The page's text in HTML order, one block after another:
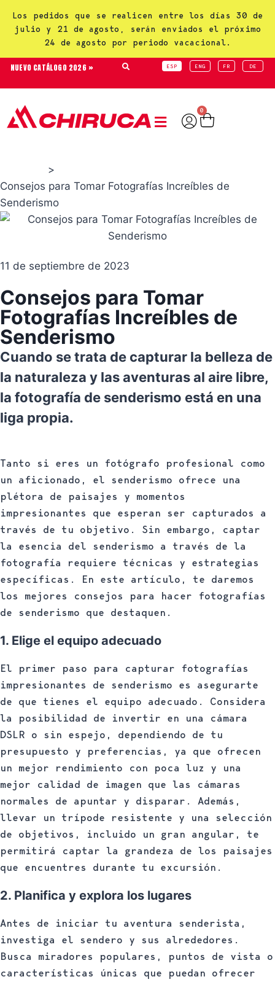
Los pedidos que se realicen entre los días 30 de
julio y 21 de agosto, serán enviados el próximo
24 de agosto por periodo vacacional.
NUEVO CATÁLOGO 2026 » ESP ENG FR DE
0
>
Consejos para Tomar Fotografías Increíbles de
Senderismo
11 de septiembre de 2023
Consejos para Tomar
Fotografías Increíbles de
Senderismo
Cuando se trata de capturar la belleza de
la naturaleza y las aventuras al aire libre,
la fotografía de senderismo está en una
liga propia.
Tanto si eres un fotógrafo profesional como
un aficionado, el senderismo ofrece una
plétora de paisajes y momentos
impresionantes que esperan ser capturados a
través de tu objetivo. Sin embargo, captar
la esencia del senderismo a través de la
fotografía requiere técnicas y estrategias
específicas. En este artículo, te daremos
los mejores consejos para hacer fotografías
de senderismo que destaquen.
1. Elige el equipo adecuado
El primer paso para capturar fotografías
impresionantes de senderismo es asegurarte
de que tienes el equipo adecuado. Considera
la posibilidad de invertir en una cámara
DSLR o sin espejo, dependiendo de tu
presupuesto y preferencias, ya que ofrecen
un mejor rendimiento con poca luz y una
mejor calidad de imagen que las cámaras
normales de apuntar y disparar. Además,
llevar un trípode resistente y una selección
de objetivos, incluido un gran angular, te
permitirá captar la grandeza de los paisajes
que encuentres durante tu excursión.
2. Planifica y explora los lugares
Antes de iniciar tu aventura senderista,
investiga el sendero y sus alrededores.
Busca miradores populares, puntos de vista o
características únicas que puedan ofrecer